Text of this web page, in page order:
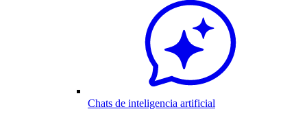
Chats de inteligencia artificial